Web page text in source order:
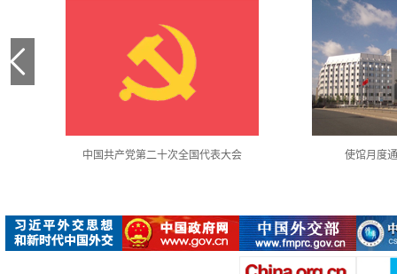
中国共产党第二十次全国代表大会 使馆月度